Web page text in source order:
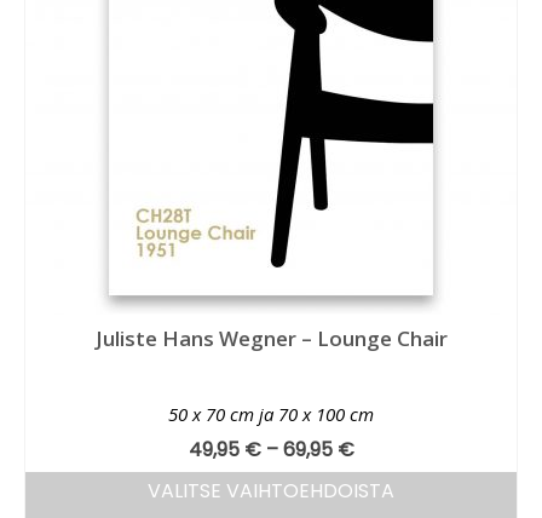
Juliste Hans Wegner – Lounge Chair
50 x 70 cm ja 70 x 100 cm
49,95 € –69,95 €
VALITSE VAIHTOEHDOISTA